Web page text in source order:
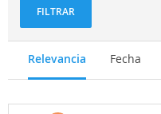
FILTRAR
Relevancia Fecha